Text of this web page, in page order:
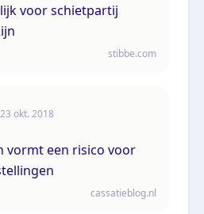
voor schietpartij
stibbe.com
23 okt. 2018
vormt een risico voor
cassatieblog.nl